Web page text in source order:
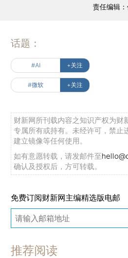
责任编辑
话题：
#AI +关注
#微软 +关注
财新网所刊载内容之知识产权为财
专属所有或持有。未经许可，禁止
建立镜像等任何使用。
如有意愿转载，请发邮件至
确认及授权后，方可转载。
免费订阅财新网主编精选版电邮
推荐阅读